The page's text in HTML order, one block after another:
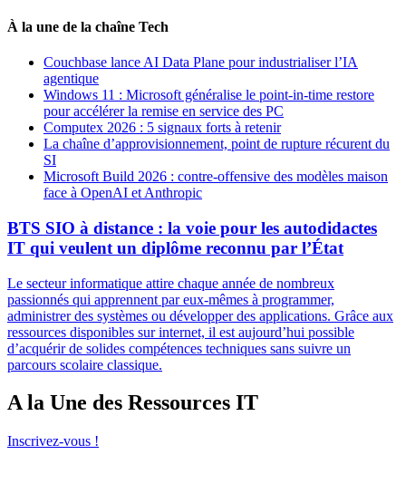
À la une de la chaîne Tech
Couchbase lance AI Data Plane pour industrialiser l’IA
agentique
Windows 11 : Microsoft généralise le point-in-time restore
pour accélérer la remise en service des PC
Computex 2026 : 5 signaux forts à retenir
La chaîne d’approvisionnement, point de rupture récurent du
SI
Microsoft Build 2026 : contre-offensive des modèles maison
face à OpenAI et Anthropic
BTS SIO à distance : la voie pour les autodidactes
IT qui veulent un diplôme reconnu par l’État
Le secteur informatique attire chaque année de nombreux
passionnés qui apprennent par eux-mêmes à programmer,
administrer des systèmes ou développer des applications. Grâce aux
ressources disponibles sur internet, il est aujourd’hui possible
d’acquérir de solides compétences techniques sans suivre un
parcours scolaire classique.
A la Une des Ressources IT
Inscrivez-vous !